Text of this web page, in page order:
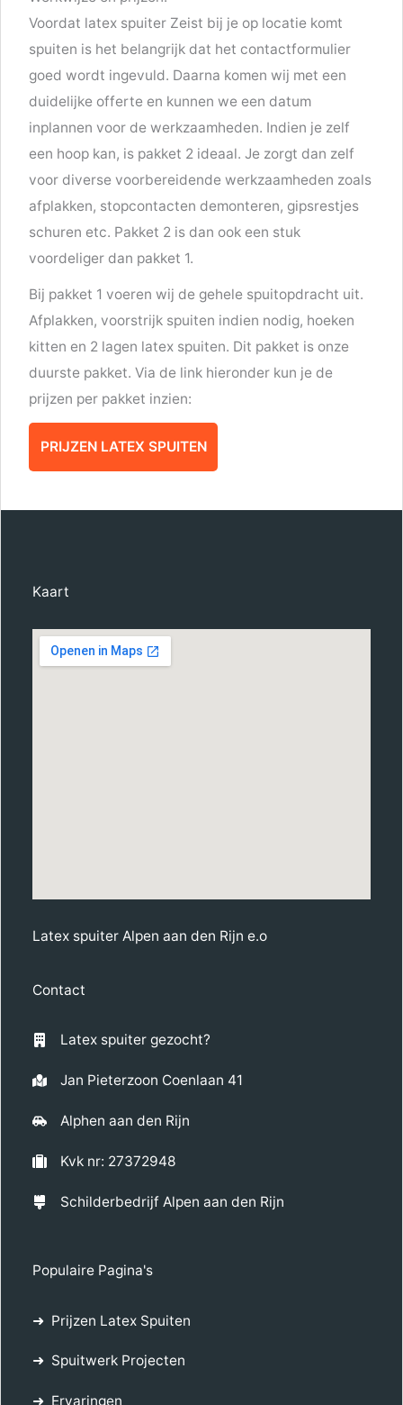
Voordat latex spuiter Zeist bij je op locatie komt
spuiten is het belangrijk dat het contactformulier
goed wordt ingevuld. Daarna komen wij met een
duidelijke offerte en kunnen we een datum
inplannen voor de werkzaamheden. Indien je zelf
een hoop kan, is pakket 2 ideaal. Je zorgt dan zelf
voor diverse voorbereidende werkzaamheden zoals
afplakken, stopcontacten demonteren, gipsrestjes
schuren etc. Pakket 2 is dan ook een stuk
voordeliger dan pakket 1.
Bij pakket 1 voeren wij de gehele spuitopdracht uit.
Afplakken, voorstrijk spuiten indien nodig, hoeken
kitten en 2 lagen latex spuiten. Dit pakket is onze
duurste pakket. Via de link hieronder kun je de
prijzen per pakket inzien:
PRIJZEN LATEX SPUITEN
Kaart
Latex spuiter Alpen aan den Rijn e.o
Contact
Latex spuiter gezocht?
Jan Pieterzoon Coenlaan 41
Alphen aan den Rijn
Kvk nr: 27372948
Schilderbedrijf Alpen aan den Rijn
Populaire Pagina's
Prijzen Latex Spuiten
Spuitwerk Projecten
Ervaringen